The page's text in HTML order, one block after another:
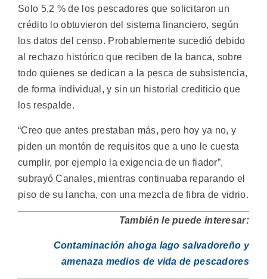
Solo 5,2 % de los pescadores que solicitaron un
crédito lo obtuvieron del sistema financiero, según
los datos del censo. Probablemente sucedió debido
al rechazo histórico que reciben de la banca, sobre
todo quienes se dedican a la pesca de subsistencia,
de forma individual, y sin un historial crediticio que
los respalde.
“Creo que antes prestaban más, pero hoy ya no, y
piden un montón de requisitos que a uno le cuesta
cumplir, por ejemplo la exigencia de un fiador”,
subrayó Canales, mientras continuaba reparando el
piso de su lancha, con una mezcla de fibra de vidrio.
También le puede interesar:
Contaminación ahoga lago salvadoreño y
amenaza medios de vida de pescadores